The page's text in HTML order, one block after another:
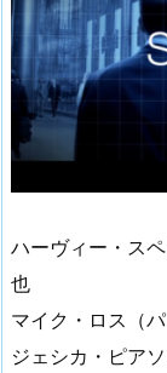
ハーヴィー・ス
也
マイク・ロス（
ジェシカ・ピア